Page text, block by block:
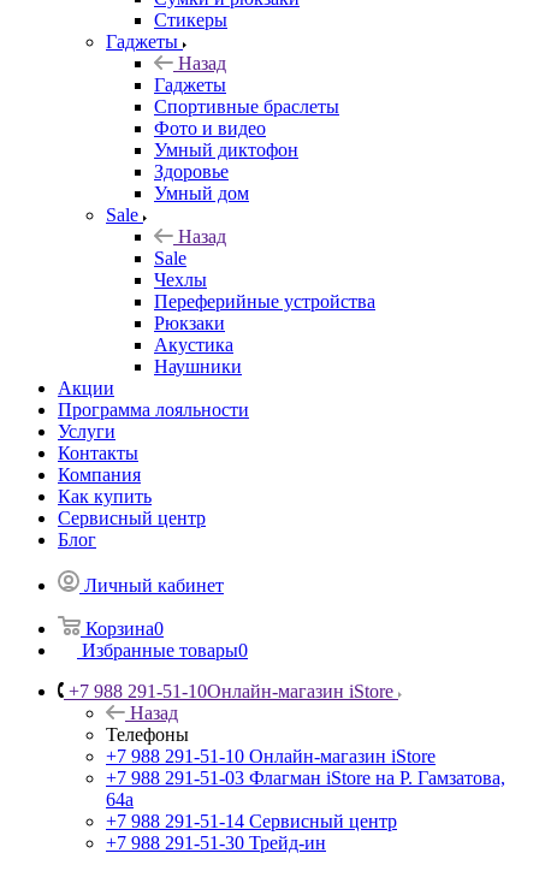
Стикеры
Гаджеты
Назад
Гаджеты
Спортивные браслеты
Фото и видео
Умный диктофон
Здоровье
Умный дом
Sale
Назад
Sale
Чехлы
Переферийные устройства
Рюкзаки
Акустика
Наушники
Акции
Программа лояльности
Услуги
Контакты
Компания
Как купить
Сервисный центр
Блог
Личный кабинет
Корзина0
Избранные товары0
+7 988 291-51-10Онлайн-магазин iStore
Назад
Телефоны
+7 988 291-51-10 Онлайн-магазин iStore
+7 988 291-51-03 Флагман iStore на Р. Гамзатова,
64а
+7 988 291-51-14 Сервисный центр
+7 988 291-51-30 Трейд-ин